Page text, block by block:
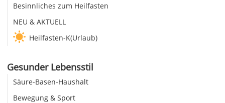
Besinnliches zum Heilfasten
NEU & AKTUELL
Heilfasten-K(Urlaub)
Gesunder Lebensstil
Säure-Basen-Haushalt
Bewegung & Sport